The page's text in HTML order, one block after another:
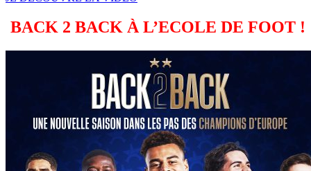
BACK 2 BACK À L’ECOLE DE FOOT !